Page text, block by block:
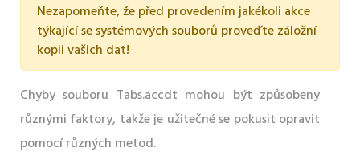
Nezapomeňte, že před provedením jakékoli akce
týkající se systémových souborů proveďte záložní
kopii vašich dat!
Chyby souboru Tabs.accdt mohou být způsobeny
různými faktory, takže je užitečné se pokusit opravit
pomocí různých metod.